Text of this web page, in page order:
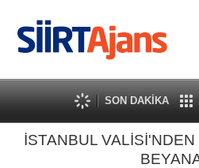
SON DAKİKA
İSTANBUL